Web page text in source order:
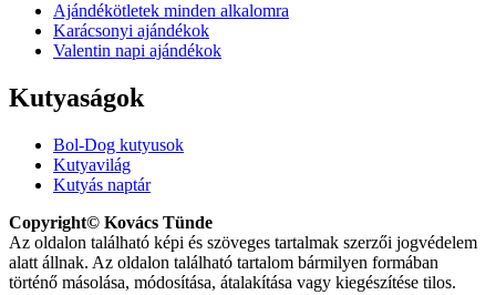
Ajándékötletek minden alkalomra
Karácsonyi ajándékok
Valentin napi ajándékok
Kutyaságok
Bol-Dog kutyusok
Kutyavilág
Kutyás naptár
Copyright© Kovács Tünde
Az oldalon található képi és szöveges tartalmak szerzői jogvédelem
alatt állnak. Az oldalon található tartalom bármilyen formában
történő másolása, módosítása, átalakítása vagy kiegészítése tilos.